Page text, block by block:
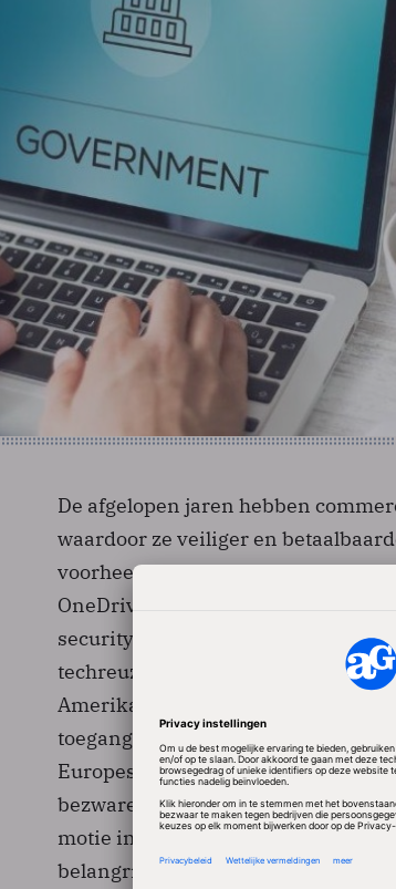
De afgelopen jaren hebben
waardoor ze veiliger en
voorheen geen gebruik maken
OneDrive, maar nu is dat onder
security experts vinden het echter
techreuzen over privacy en
Amerikaanse techbedrijven brengt
toegang tot persoonsgegevens
Europese Unie onderzoekt ook het
bezwaren binnen Nederland,
motie in de Tweede Kamer die pleit
belangrijk dat de overheid niet